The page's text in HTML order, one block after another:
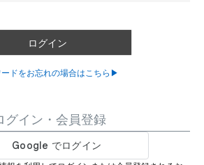
ログイン
ドをお忘れの場合はこちら▶
グイン・会員登録